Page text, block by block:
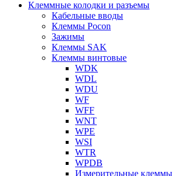
Клеммные колодки и разъемы
Кабельные вводы
Клеммы Pocon
Зажимы
Клеммы SAK
Клеммы винтовые
WDK
WDL
WDU
WF
WFF
WNT
WPE
WSI
WTR
WPDB
Измерительные клеммы